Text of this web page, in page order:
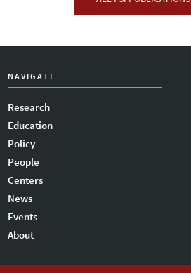
NAVIGATE
Research
Education
Policy
People
Centers
News
Events
About